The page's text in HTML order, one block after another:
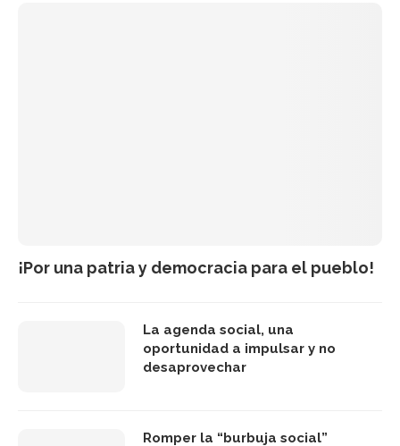
¡Por una patria y democracia para el pueblo!
La agenda social, una
oportunidad a impulsar y no
desaprovechar
Romper la “burbuja social”